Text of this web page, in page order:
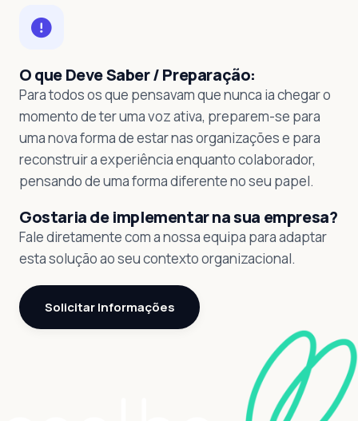
O que Deve Saber / Preparação:
Para todos os que pensavam que nunca ia chegar o
momento de ter uma voz ativa, preparem-se para
uma nova forma de estar nas organizações e para
reconstruir a experiência enquanto colaborador,
pensando de uma forma diferente no seu papel.
Gostaria de implementar na sua empresa?
Fale diretamente com a nossa equipa para adaptar
esta solução ao seu contexto organizacional.
Solicitar Informações